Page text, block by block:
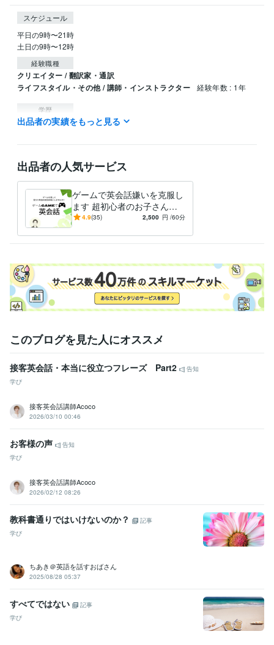
スケジュール
平日の9時〜21時
土日の9時〜12時
経験職種
クリエイター / 翻訳家・通訳
ライフスタイル・その他 / 講師・インストラクター
経験年数 : 1年
学歴
筑波大学 2020年3月 ~ 現在
出品者の実績をもっと見る
出品者の人気サービス
ゲームで英会話嫌いを克服し
ます 超初心者のお子さんで
も安心！とにかく楽しく続く
4.9(35) 2,500 円 /60分
このブログを見た人にオススメ
接客英会話・本当に役立つフレーズ Part2
告知
学び
接客英会話講師Acoco
2026/03/10 00:46
お客様の声
告知
学び
接客英会話講師Acoco
2026/02/12 08:26
教科書通りではいけないのか？
記事
学び
ちあき＠英語を話すおばさん
2025/08/28 05:37
すべてではない
記事
学び